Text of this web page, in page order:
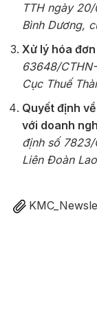
TTH ngày
Bình Dương,
Xử lý hóa
63648/
Cục Thuế
Quyết định
với doanh
định số
Liên Đoàn